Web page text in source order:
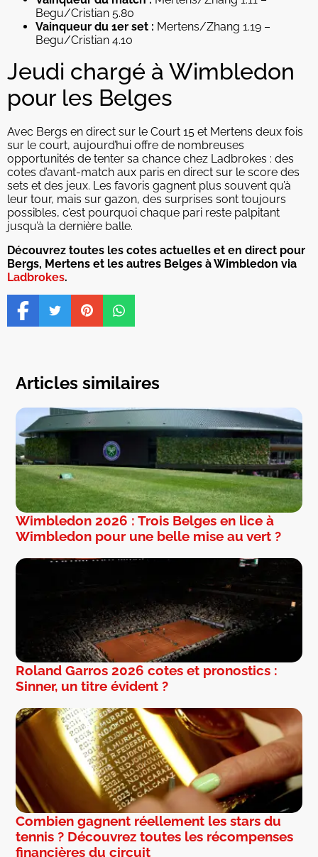
Begu/Cristian 5.80
Vainqueur du 1er set : Mertens/Zhang 1.19 –
Begu/Cristian 4.10
Jeudi chargé à Wimbledon
pour les Belges
Avec Bergs en direct sur le Court 15 et Mertens deux fois
sur le court, aujourd’hui offre de nombreuses
opportunités de tenter sa chance chez Ladbrokes : des
cotes d’avant-match aux paris en direct sur le score des
sets et des jeux. Les favoris gagnent plus souvent qu’à
leur tour, mais sur gazon, des surprises sont toujours
possibles, c’est pourquoi chaque pari reste palpitant
jusqu’à la dernière balle.
Découvrez toutes les cotes actuelles et en direct pour
Bergs, Mertens et les autres Belges à Wimbledon via
Ladbrokes.
Articles similaires
Wimbledon 2026 : Trois Belges en lice à
Wimbledon pour une belle mise au vert ?
Roland Garros 2026 cotes et pronostics :
Sinner, un titre évident ?
Combien gagnent réellement les stars du
tennis ? Découvrez toutes les récompenses
financières du circuit